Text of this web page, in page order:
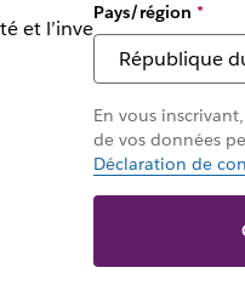
et l’inventivité de
Pays/région *
En vous
de vos données
Déclaration de